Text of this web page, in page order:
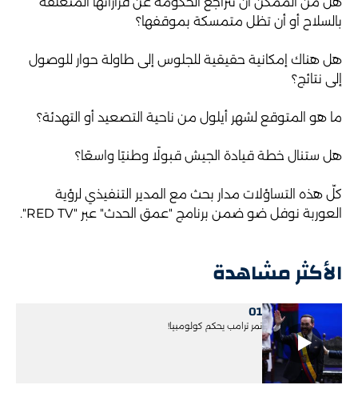
الأكثر مشاهدة
01
نمر ترامب يحكم كولومبيا!
بالسلاح أو أن تظل متمسكة بموقفها؟
هل هناك إمكانية حقيقية للجلوس إلى طاولة حوار للوصول
إلى نتائج؟
ما هو المتوقع لشهر أيلول من ناحية التصعيد أو التهدئة؟
هل ستنال خطة قيادة الجيش قبولًا وطنيًا واسعًا؟
كلّ هذه التساؤلات مدار بحث مع المدير التنفيذي لرؤية
العوربة نوفل ضو ضمن برنامج "عمق الحدث" عبر "RED TV".